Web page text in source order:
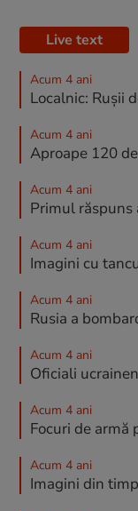
Live text
Acum 4 ani
Localnic: Rușii
Acum 4 ani
Aproape 120
Acum 4 ani
Primul răspuns
Acum 4 ani
Imagini cu
Acum 4 ani
Rusia a
Acum 4 ani
Oficiali
Acum 4 ani
Focuri de armă
Acum 4 ani
Imagini din